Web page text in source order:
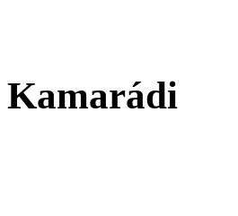
Kamarádi